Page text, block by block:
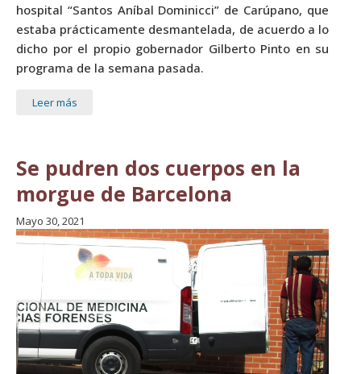
hospital “Santos Aníbal Dominicci” de Carúpano, que
estaba prácticamente desmantelada, de acuerdo a lo
dicho por el propio gobernador Gilberto Pinto en su
programa de la semana pasada.
Leer más
Se pudren dos cuerpos en la
morgue de Barcelona
Mayo 30, 2021